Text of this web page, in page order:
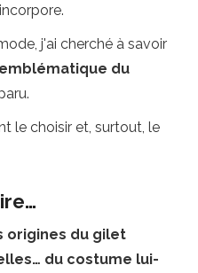
j'ai cherché à savoir
du
le choisir et, surtout, le
origines du gilet
du costume lui-